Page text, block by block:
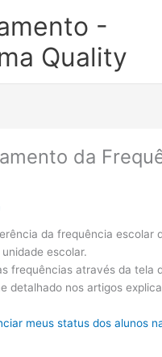
-
Quality
da
da frequência escolar
escolar.
frequências através da tela
detalhado nos artigos
meus status dos alunos